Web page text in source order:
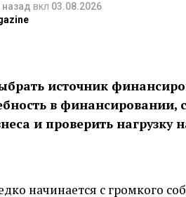
назад вкл 03.08.2026
источник
в финансировании,
и проверить нагрузку
начинается с громкого